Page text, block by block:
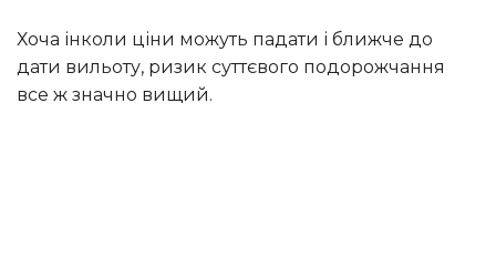
Хоча інколи ціни можуть падати і ближче до
дати вильоту, ризик суттєвого подорожчання
все ж значно вищий.